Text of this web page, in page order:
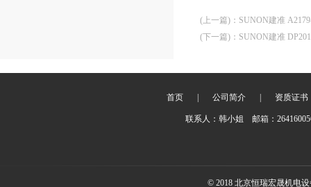
(上一篇) ： SUNON建准
(下一篇) ： SUNON建准
首页 公司简介 资质证书
联系人：韩小姐 邮箱：
© 2018 北京恒瑞宏晟机电